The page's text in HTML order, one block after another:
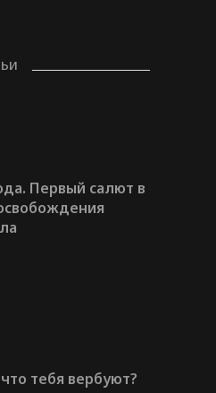
Первый салют в
тебя вербуют?